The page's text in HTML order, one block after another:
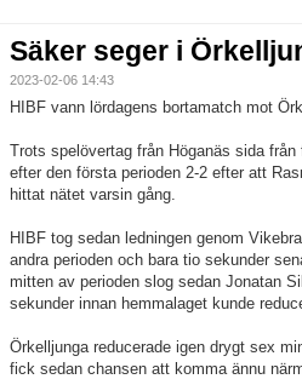
Säker seger i
2023-02-06 14:43
HIBF vann lördagens bortamatch mot
Trots spelövertag från Höganäs sida
efter den första perioden 2-2 efter att
hittat nätet varsin gång.
HIBF tog sedan ledningen genom
andra perioden och bara tio sekunder
mitten av perioden slog sedan Jonatan
sekunder innan hemmalaget kunde
Örkelljunga reducerade igen drygt sex
fick sedan chansen att komma ännu